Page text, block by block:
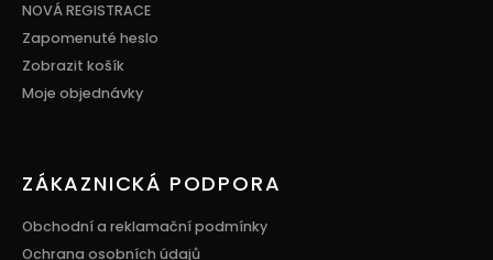
NOVÁ REGISTRACE
Zapomenuté heslo
Zobrazit košík
Moje objednávky
ZÁKAZNICKÁ PODPORA
Obchodní a reklamační podmínky
Ochrana osobních údajů